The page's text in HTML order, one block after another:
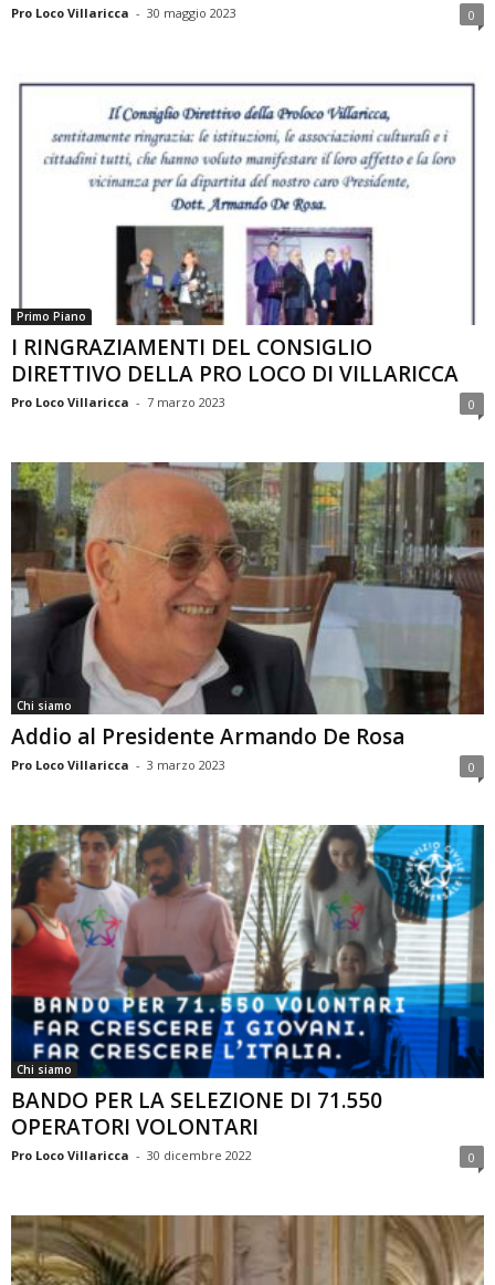
Pro Loco Villaricca - 30 maggio 2023 0
Primo Piano
I RINGRAZIAMENTI DEL CONSIGLIO
DIRETTIVO DELLA PRO LOCO DI VILLARICCA
Pro Loco Villaricca - 7 marzo 2023 0
Chi siamo
Addio al Presidente Armando De Rosa
Pro Loco Villaricca - 3 marzo 2023 0
Chi siamo
BANDO PER LA SELEZIONE DI 71.550
OPERATORI VOLONTARI
Pro Loco Villaricca - 30 dicembre 2022 0